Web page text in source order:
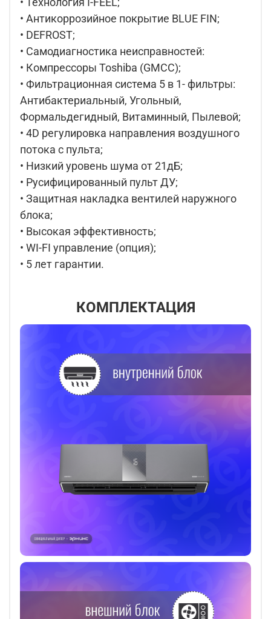
• Антикоррозийное покрытие BLUE FIN;
• DEFROST;
• Самодиагностика неисправностей:
• Компрессоры Toshiba (GMCC);
• Фильтрационная система 5 в 1- фильтры:
Антибактериальный, Угольный,
Формальдегидный, Витаминный, Пылевой;
• 4D регулировка направления воздушного
потока с пульта;
• Низкий уровень шума от 21дБ;
• Русифицированный пульт ДУ;
• Защитная накладка вентилей наружного
блока;
• Высокая эффективность;
• WI-FI управление (опция);
• 5 лет гарантии.
КОМПЛЕКТАЦИЯ